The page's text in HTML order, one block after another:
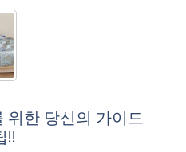
위한 당신의 가이드
!!